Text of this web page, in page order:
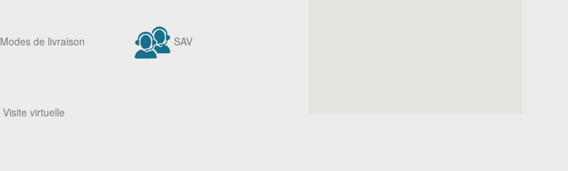
Modes de livraison SAV
Visite virtuelle